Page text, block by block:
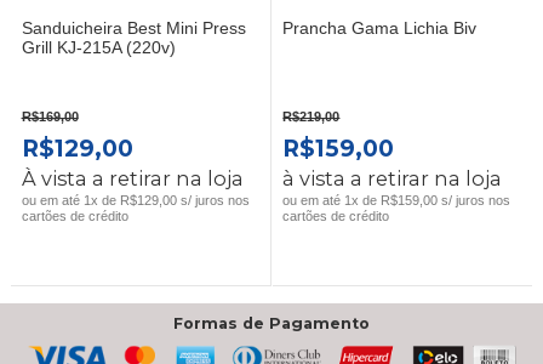
Sanduicheira Best Mini Press
Grill KJ-215A (220v)
R$169,00
O
PREÇO
ORIGINAL
R$129,00O
PREÇO
ATUAL
À vista a retirar na loja
ou em até 1x de R$129,00 s/ juros nos
cartões de crédito
Prancha Gama Lichia Biv
R$219,00
O
PREÇO
ORIGINAL
R$159,00
PREÇO
ATUAL
à vista a retirar na loja
ou em até 1x de R$159,00 s/ juros nos
cartões de crédito
Formas de Pagamento